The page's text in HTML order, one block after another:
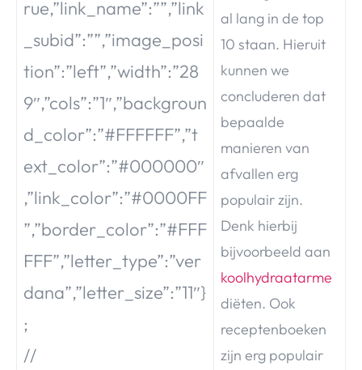
rue,”link_name”:””,”link
_subid”:””,”image_posi
tion”:”left”,”width”:”28
9″,”cols”:”1″,”backgroun
d_color”:”#FFFFFF”,”t
ext_color”:”#000000″
,”link_color”:”#0000FF
”,”border_color”:”#FFF
FFF”,”letter_type”:”ver
dana”,”letter_size”:”11″}
;
//
al lang in de top
10 staan. Hieruit
kunnen we
concluderen dat
bepaalde
manieren van
afvallen erg
populair zijn.
Denk hierbij
bijvoorbeeld aan
koolhydraatarme
diëten. Ook
receptenboeken
zijn erg populair